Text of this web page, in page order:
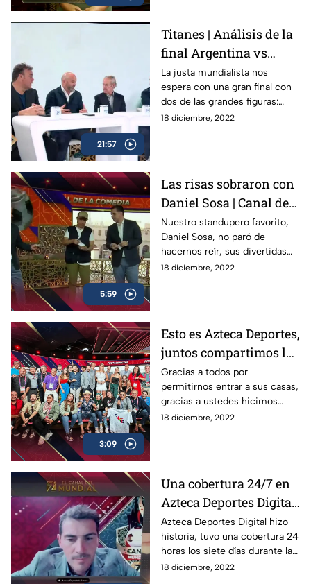
21:57
Titanes | Análisis de la
final Argentina vs
Francia
La justa mundialista nos
espera con una gran final con
dos de las grandes figuras:
Messi vs Mbappé, Argentina vs
18 diciembre, 2022
5:59
Las risas sobraron con
Daniel Sosa | Canal del
Mundial
Nuestro standupero favorito,
Daniel Sosa, no paró de
hacernos reír, sus divertidas
dinámicas, juegos y cápsulas,
18 diciembre, 2022
3:09
Esto es Azteca Deportes,
juntos compartimos la
emoción
Gracias a todos por
permitirnos entrar a sus casas,
gracias a ustedes hicimos
historia una vez más, juntos
18 diciembre, 2022
Una cobertura 24/7 en
Azteca Deportes Digital
| Los Protagonistas
Azteca Deportes Digital hizo
historia, tuvo una cobertura 24
horas los siete días durante la
Copa del Mundo, para llevarte
18 diciembre, 2022